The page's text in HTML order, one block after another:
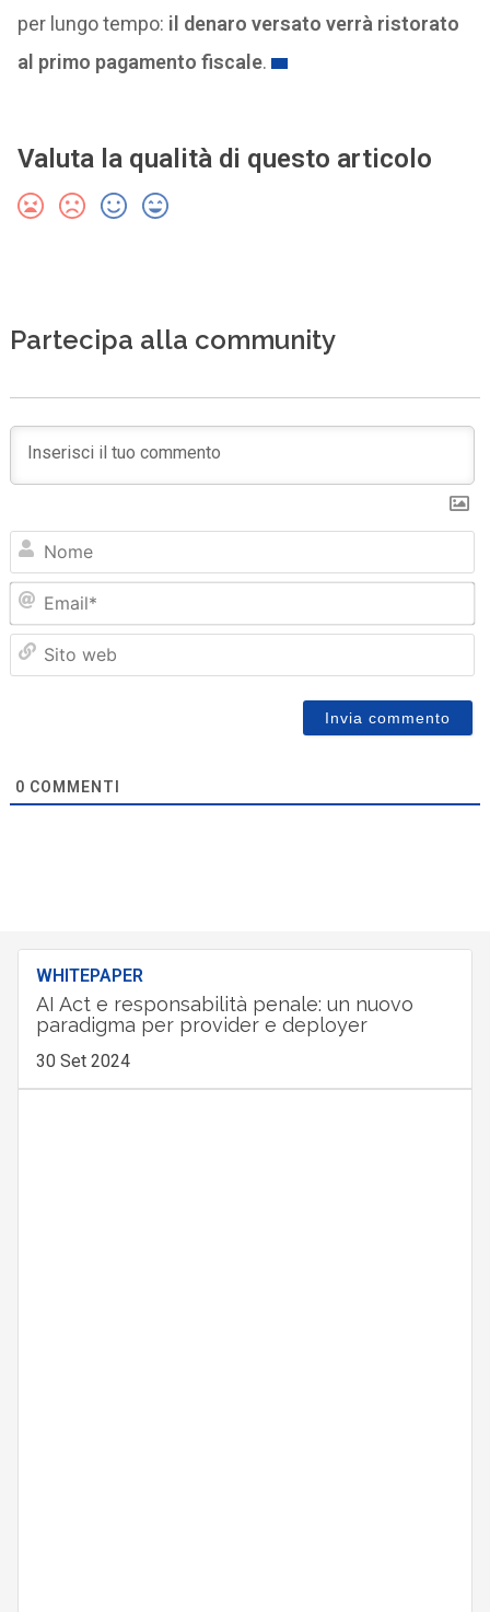
per lungo tempo: il denaro versato verrà ristorato
al primo pagamento fiscale.
Valuta la qualità di questo articolo
Partecipa alla community
0 COMMENTI
WHITEPAPER
AI Act e responsabilità penale: un nuovo
paradigma per provider e deployer
30 Set 2024